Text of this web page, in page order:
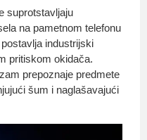
suprotstavljaju
na pametnom telefonu
industrijski
pritiskom okidača.
prepoznaje predmete
šum i naglašavajući